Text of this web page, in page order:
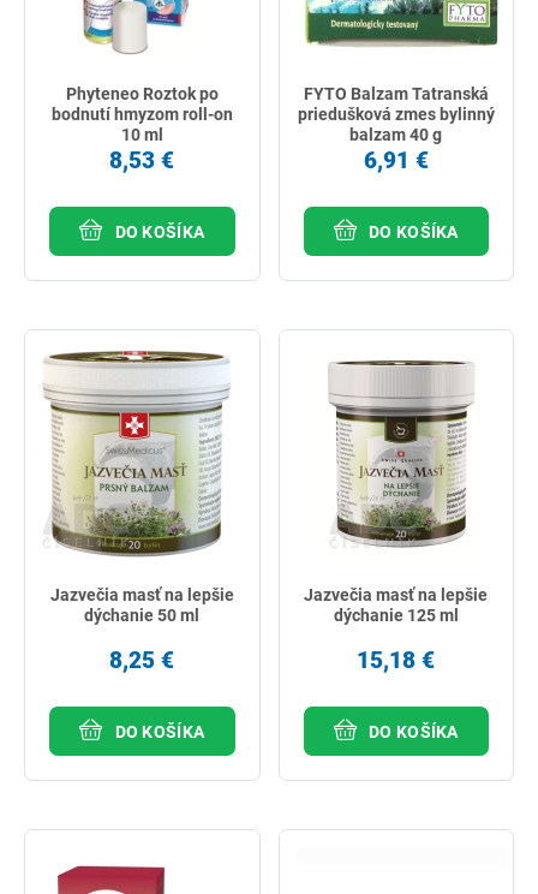
Phyteneo Roztok po
bodnutí hmyzom roll-on
10 ml
8,53 €
DO KOŠÍKA
FYTO Balzam Tatranská
priedušková zmes bylinný
balzam 40 g
6,91 €
DO KOŠÍKA
Jazvečia masť na lepšie
dýchanie 50 ml
8,25 €
DO KOŠÍKA
Jazvečia masť na lepšie
dýchanie 125 ml
15,18 €
DO KOŠÍKA